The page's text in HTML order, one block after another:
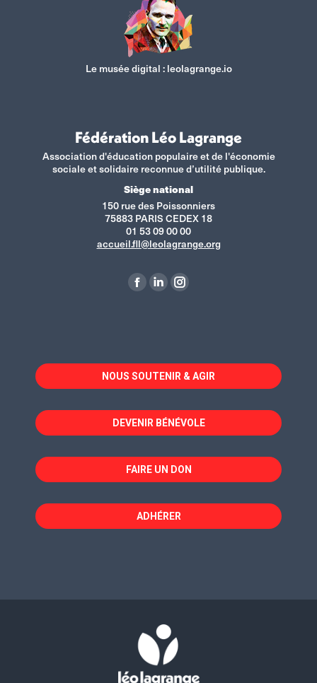
Le musée digital : leolagrange.io
Fédération Léo Lagrange
Association d'éducation populaire et de l'économie
sociale et solidaire reconnue d’utilité publique.
Siège national
150 rue des Poissonniers
75883 PARIS CEDEX 18
01 53 09 00 00
accueil.fll@leolagrange.org
La
dans
une
fenêtre
La
dans
une
fenêtre
La
dans
une
fenêtre
NOUS SOUTENIR & AGIR
DEVENIR BÉNÉVOLE
FAIRE UN DON
ADHÉRER